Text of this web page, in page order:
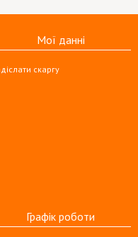
Мої данні
скаргу
Графік роботи